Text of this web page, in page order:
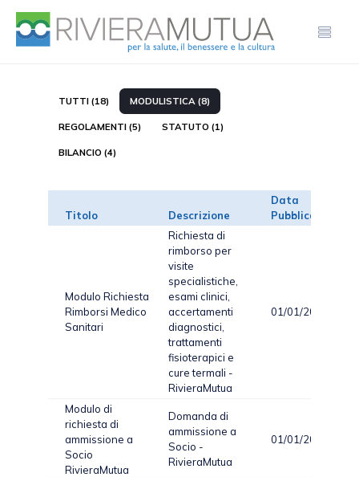
TUTTI (18) MODULISTICA (8)
REGOLAMENTI (5) STATUTO (1)
BILANCIO (4)
Titolo Descrizione
Data
Pubblicazione
Modulo Richiesta
Rimborsi Medico
Sanitari
Richiesta di
rimborso per
visite
specialistiche,
esami clinici,
accertamenti
diagnostici,
trattamenti
fisioterapici e
cure termali -
RivieraMutua
01/01/2024
Modulo di
richiesta di
ammissione a
Socio
RivieraMutua
Domanda di
ammissione a
Socio -
RivieraMutua
01/01/2024